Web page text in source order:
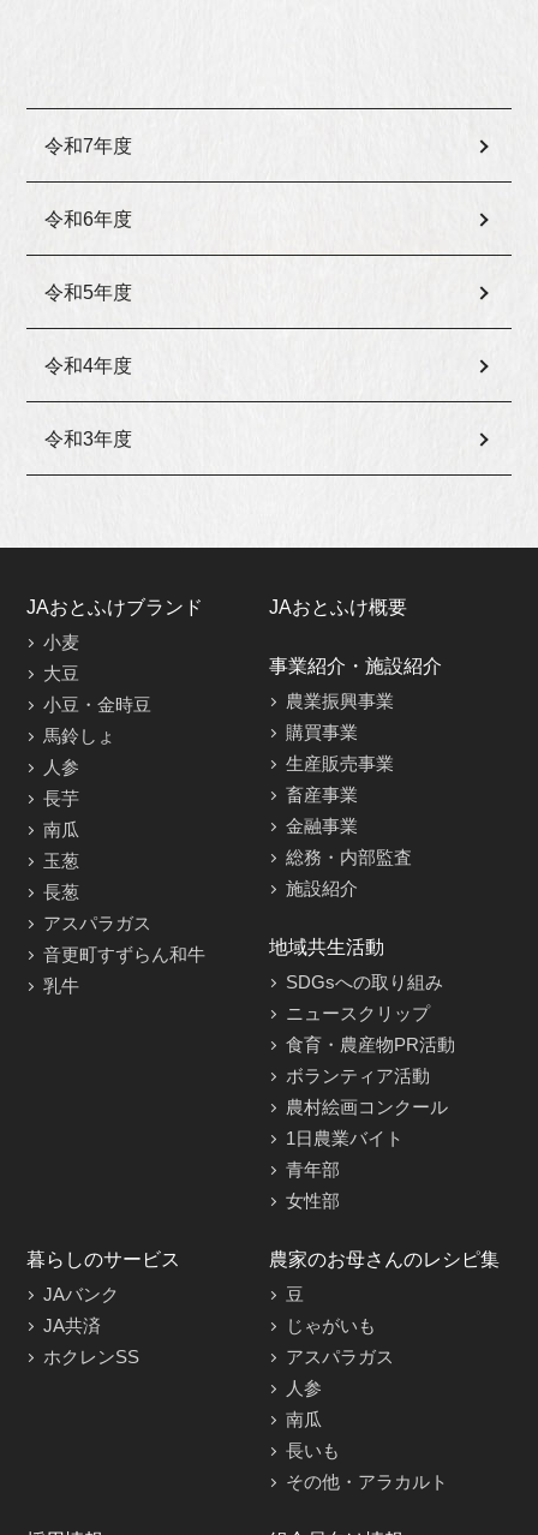
令和7年度
令和6年度
令和5年度
令和4年度
令和3年度
JAおとふけブランド
小麦
大豆
小豆・金時豆
馬鈴しょ
人参
長芋
南瓜
玉葱
長葱
アスパラガス
音更町すずらん和牛
乳牛
JAおとふけ概要
事業紹介・施設紹介
農業振興事業
購買事業
生産販売事業
畜産事業
金融事業
総務・内部監査
施設紹介
地域共生活動
SDGsへの取り組み
ニュースクリップ
食育・農産物PR活動
ボランティア活動
農村絵画コンクール
1日農業バイト
青年部
女性部
暮らしのサービス
JAバンク
JA共済
ホクレンSS
農家のお母さんのレシピ集
豆
じゃがいも
アスパラガス
人参
南瓜
長いも
その他・アラカルト